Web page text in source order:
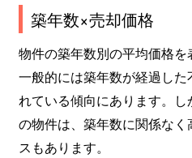
築年数×売却価格
物件の築年数別の平均価格を
一般的には築年数が経過し
れている傾向にあります。
の物件は、築年数に関係な
スもあります。